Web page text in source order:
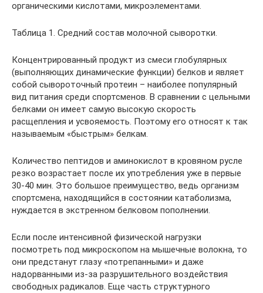
органическими кислотами, микроэлементами.
Таблица 1. Средний состав молочной сыворотки.
Концентрированный продукт из смеси глобулярных
(выполняющих динамические функции) белков и являет
собой сывороточный протеин – наиболее популярный
вид питания среди спортсменов. В сравнении с цельными
белками он имеет самую высокую скорость
расщепления и усвояемость. Поэтому его относят к так
называемым «быстрым» белкам.
Количество пептидов и аминокислот в кровяном русле
резко возрастает после их употребления уже в первые
30-40 мин. Это большое преимущество, ведь организм
спортсмена, находящийся в состоянии катаболизма,
нуждается в экстренном белковом пополнении.
Если после интенсивной физической нагрузки
посмотреть под микроскопом на мышечные волокна, то
они предстанут глазу «потрепанными» и даже
надорванными из-за разрушительного воздействия
свободных радикалов. Еще часть структурного